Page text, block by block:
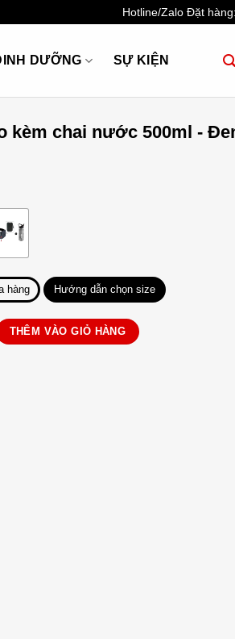
Hotline/Zalo Đặt hàng:
DƯỠNG SỰ KIỆN
kèm chai nước 500ml -
hàng Hướng dẫn chọn size
nước 500ml số lượng
THÊM VÀO GIỎ HÀNG